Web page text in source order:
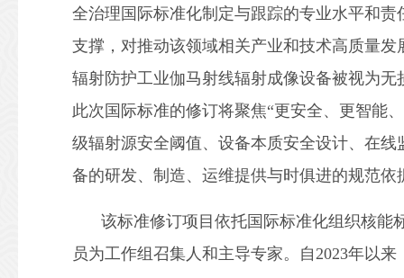
全治理国际标准化制定与跟踪的专业水平和
支撑，对推动该领域相关产业和技术高质量
辐射防护工业伽马射线辐射成像设备被视为
此次国际标准的修订将聚焦“更安全、更智能
级辐射源安全阈值、设备本质安全设计、在
备的研发、制造、运维提供与时俱进的规范依
该标准修订项目依托国际标准化组织核能
员为工作组召集人和主导专家。自2023年以